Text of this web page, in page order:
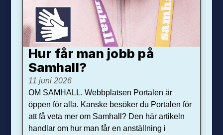
Hur får man jobb på
Samhall?
11 juni 2026
OM SAMHALL. Webbplatsen Portalen är
öppen för alla. Kanske besöker du Portalen för
att få veta mer om Samhall? Den här artikeln
handlar om hur man får en anställning i